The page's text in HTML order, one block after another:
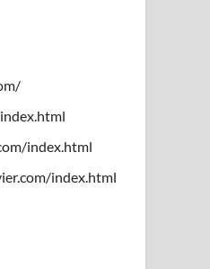
index.html
index.html